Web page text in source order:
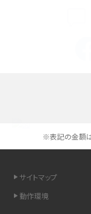
LINEの引き継ぎ方法は
※表記の金額
サイトマップ
動作環境